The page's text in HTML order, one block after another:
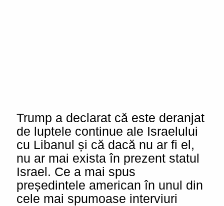
Trump a declarat că este deranjat
de luptele continue ale Israelului
cu Libanul și că dacă nu ar fi el,
nu ar mai exista în prezent statul
Israel. Ce a mai spus
președintele american în unul din
cele mai spumoase interviuri